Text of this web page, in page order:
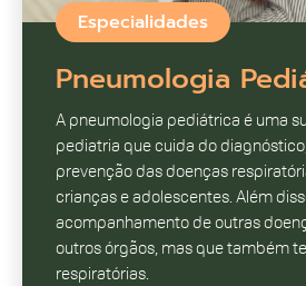
Especialidades
Pneumologia
A pneumologia pediátrica é uma
pediatria que cuida do
prevenção das doenças
crianças e adolescentes. Além
acompanhamento de outras
outros órgãos, mas que também
respiratórias.